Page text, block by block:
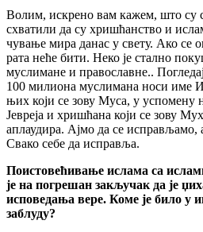
Волим, искрено вам кажем, што су
схватили да су хришћанство и
чување мира данас у свету. Ако се
рата неће бити. Неко је стално
муслимане и православне..
100 милиона муслимана носи име
њих који се зову Муса, у успомену
Јевреја и хришћана који се зову
аплаудира. Ајмо да се исправљамо,
Свако себе да исправља.
Поистовећивање ислама са
је на погрешан закључак да је
исповедања вере. Коме је било у
заблуду?